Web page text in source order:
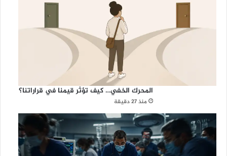
المحرك الخفي… كيف تؤثر قيمنا في قراراتنا؟
منذ 27 دقيقة